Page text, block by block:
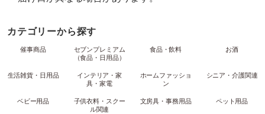
カテゴリーから探す
催事商品
セブンプレミアム
（食品・日用品）
食品・飲料 お酒
生活雑貨・日用品
インテリア・家
具・家電
ホームファッショ
ン
シニア・介護関連
ベビー用品
子供衣料・スクー
ル関連
文房具・事務用品 ペット用品